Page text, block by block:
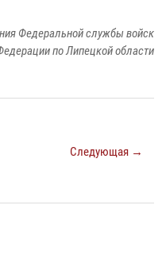
Федеральной службы войск
по Липецкой области
Следующая →